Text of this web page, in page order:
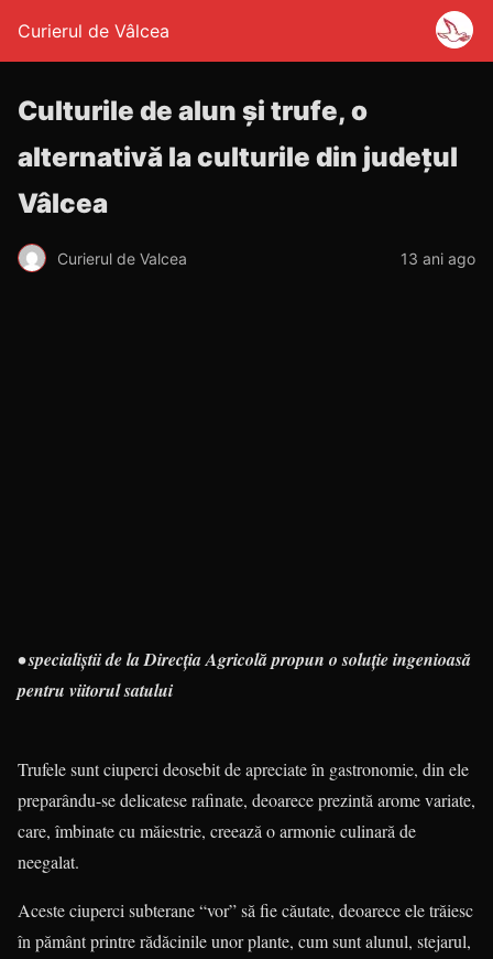
Curierul de Vâlcea
Culturile de alun şi trufe, o
alternativă la culturile din judeţul
Vâlcea
Curierul de Valcea 13 ani ago
• specialiştii de la Direcţia Agricolă propun o soluţie ingenioasă
pentru viitorul satului
Trufele sunt ciuperci deosebit de apreciate în gastronomie, din ele
preparându-se delicatese rafinate, deoarece prezintă arome variate,
care, îmbinate cu măiestrie, creează o armonie culinară de
neegalat.
Aceste ciuperci subterane “vor” să fie căutate, deoarece ele trăiesc
în pământ printre rădăcinile unor plante, cum sunt alunul, stejarul,